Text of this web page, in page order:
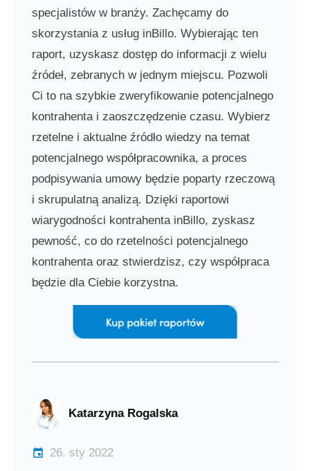
specjalistów w branży. Zachęcamy do
skorzystania z usług inBillo. Wybierając ten
raport, uzyskasz dostęp do informacji z wielu
źródeł, zebranych w jednym miejscu. Pozwoli
Ci to na szybkie zweryfikowanie potencjalnego
kontrahenta i zaoszczędzenie czasu. Wybierz
rzetelne i aktualne źródło wiedzy na temat
potencjalnego współpracownika, a proces
podpisywania umowy będzie poparty rzeczową
i skrupulatną analizą. Dzięki raportowi
wiarygodności kontrahenta inBillo, zyskasz
pewność, co do rzetelności potencjalnego
kontrahenta oraz stwierdzisz, czy współpraca
będzie dla Ciebie korzystna.
Katarzyna Rogalska
26. sty 2022